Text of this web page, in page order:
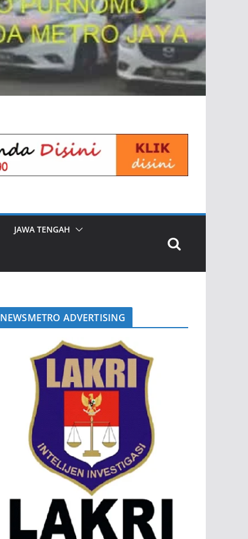
JAWA TENGAH
NEWSMETRO ADVERTISING